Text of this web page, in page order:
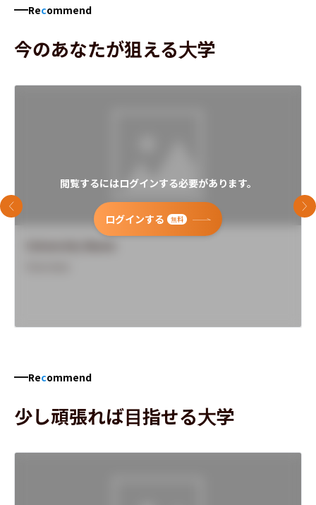
Recommend
今のあなたが狙える大学
閲覧するにはログインする必要があります。
ログインする 無料
前のスライド 次
Recommend
少し頑張れば目指せる大学